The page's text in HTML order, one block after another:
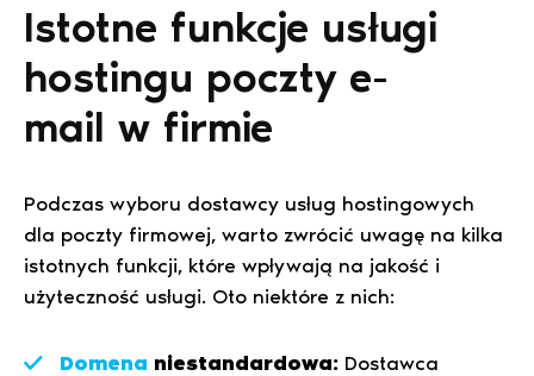
Istotne funkcje usługi
hostingu poczty e-
mail w firmie
Podczas wyboru dostawcy usług hostingowych
dla poczty firmowej, warto zwrócić uwagę na kilka
istotnych funkcji, które wpływają na jakość i
użyteczność usługi. Oto niektóre z nich:
Domena niestandardowa: Dostawca